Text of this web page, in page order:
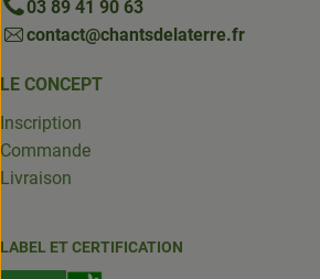
03 89 41 90 63
contact@chantsdelaterre.fr
LE CONCEPT
Inscription
Commande
Livraison
LABEL ET CERTIFICATION